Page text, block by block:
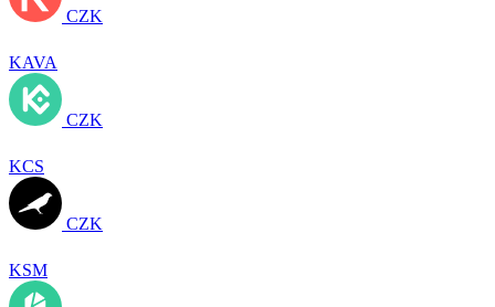
CZK
KAVA
CZK
KCS
CZK
KSM